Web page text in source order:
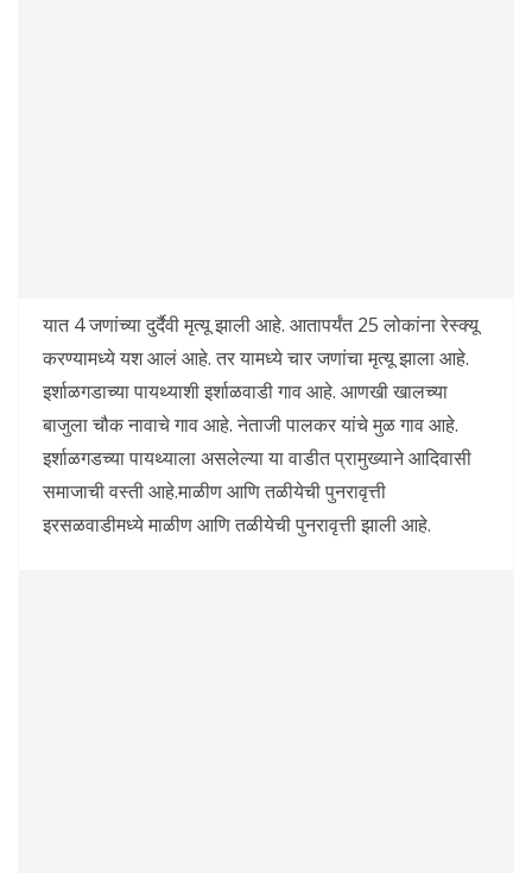
यात 4 जणांच्या दुर्दैवी मृत्यू झाली आहे. आतापर्यंत 25 लोकांना रेस्क्यू
करण्यामध्ये यश आलं आहे. तर यामध्ये चार जणांचा मृत्यू झाला आहे.
इर्शाळगडाच्या पायथ्याशी इर्शाळवाडी गाव आहे. आणखी खालच्या
बाजुला चौक नावाचे गाव आहे. नेताजी पालकर यांचे मुळ गाव आहे.
इर्शाळगडच्या पायथ्याला असलेल्या या वाडीत प्रामुख्याने आदिवासी
समाजाची वस्ती आहे.माळीण आणि तळीयेची पुनरावृत्ती
इरसळवाडीमध्ये माळीण आणि तळीयेची पुनरावृत्ती झाली आहे.